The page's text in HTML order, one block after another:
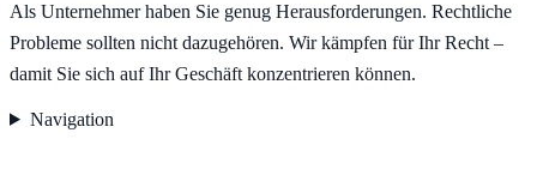
Als Unternehmer haben Sie genug Herausforderungen. Rechtliche
Probleme sollten nicht dazugehören. Wir kämpfen für Ihr Recht –
damit Sie sich auf Ihr Geschäft konzentrieren können.
Navigation